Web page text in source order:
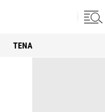
TENAGA KERJA